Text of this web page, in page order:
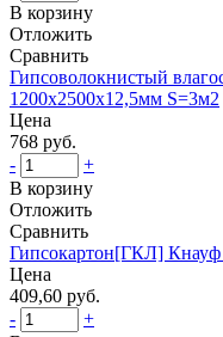
В корзину
Отложить
Сравнить
Гипсоволокнистый
1200х2500х12,5мм S=3м2
Цена
768 руб.
-
+
В корзину
Отложить
Сравнить
Гипсокартон[ГКЛ]
Цена
409,60 руб.
-
+